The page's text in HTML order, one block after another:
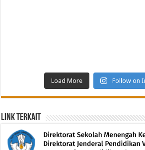
Load More Follow on
Link Terkait